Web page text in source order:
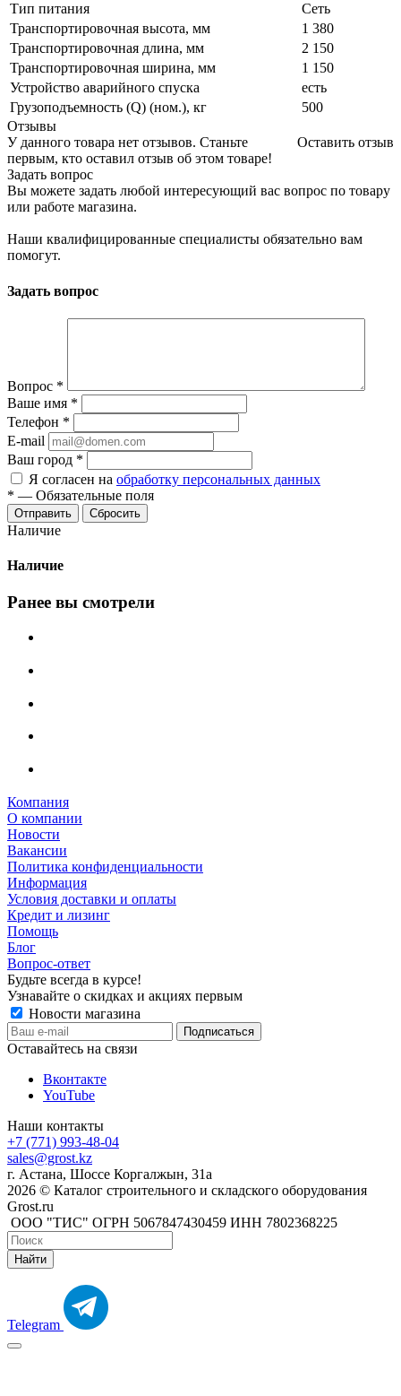
Тип питания
Сеть
Транспортировочная высота, мм
1 380
Транспортировочная длина, мм
2 150
Транспортировочная ширина, мм
1 150
Устройство аварийного спуска
есть
Грузоподъемность (Q) (ном.), кг
500
Отзывы
Оставить отзыв
У данного товара нет отзывов. Станьте
первым, кто оставил отзыв об этом товаре!
Задать вопрос
Вы можете задать любой интересующий вас вопрос по товару
или работе магазина.
Наши квалифицированные специалисты обязательно вам
помогут.
Задать вопрос
Вопрос *
Ваше имя *
Телефон *
E-mail
Ваш город *
Я согласен на обработку персональных данных
* — Обязательные поля
Сбросить
Наличие
Наличие
Ранее вы смотрели
Компания
О компании
Новости
Вакансии
Политика конфиденциальности
Информация
Условия доставки и оплаты
Кредит и лизинг
Помощь
Блог
Вопрос-ответ
Будьте всегда в курсе!
Узнавайте о скидках и акциях первым
Новости магазина
Оставайтесь на связи
Вконтакте
YouTube
Наши контакты
+7 (771) 993-48-04
sales@grost.kz
г. Астана, Шоссе Коргалжын, 31а
2026 © Каталог строительного и складского оборудования
Grost.ru
ООО "ТИС" ОГРН 5067847430459 ИНН 7802368225
Найти
Telegram